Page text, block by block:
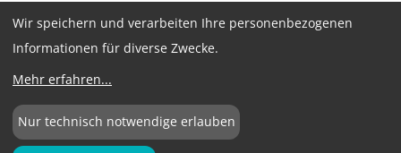
Impressum Datenschutz
AGB
Hinweisgebersystem
Newsletter
Cookie-Konfiguration
©2026BME e.V.
Wir speichern und verarbeiten Ihre personenbezogenen
Informationen für diverse Zwecke.
Mehr erfahren...
Nur technisch notwendige erlauben